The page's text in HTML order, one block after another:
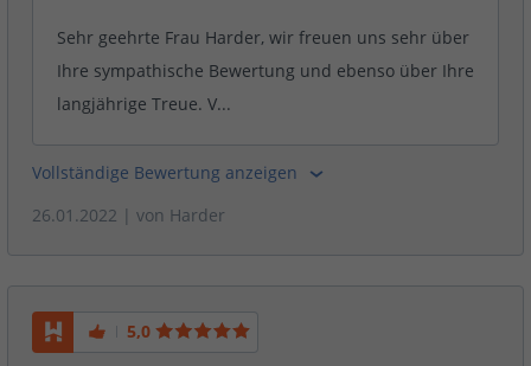
Sehr geehrte Frau Harder, wir freuen uns sehr über
Ihre sympathische Bewertung und ebenso über Ihre
langjährige Treue. V...
Vollständige Bewertung anzeigen
26.01.2022 | von Harder
5,0